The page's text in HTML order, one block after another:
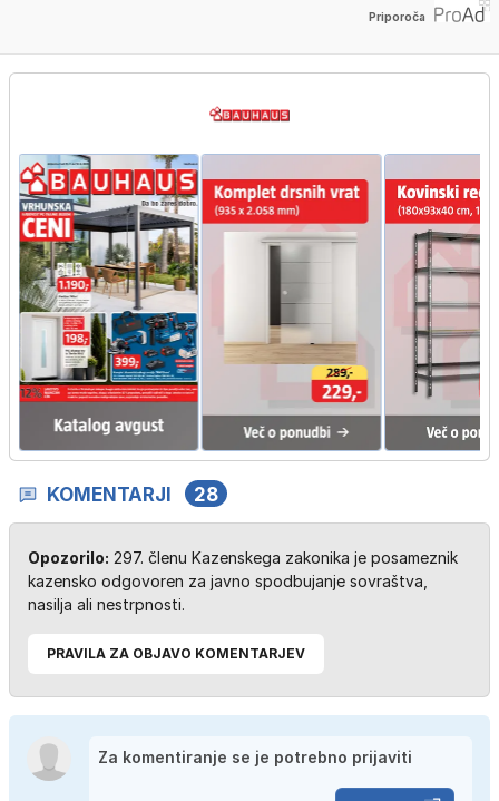
Priporoča
KOMENTARJI 28
Opozorilo: 297. členu Kazenskega zakonika je posameznik
kazensko odgovoren za javno spodbujanje sovraštva,
nasilja ali nestrpnosti.
PRAVILA ZA OBJAVO KOMENTARJEV